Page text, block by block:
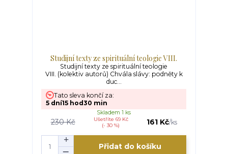
Studijní texty ze spirituální teologie VIII.
Studijní texty ze spirituální teologie
VIII. (kolektiv autorů) Chvála slávy: podněty k
duc...
230 Kč
Ušetříte 69 Kč
(- 30 %)
161 Kč/ks
Skladem 1 ks
Tato sleva končí za:
5 dní15 hod30 min
Přidat do košíku